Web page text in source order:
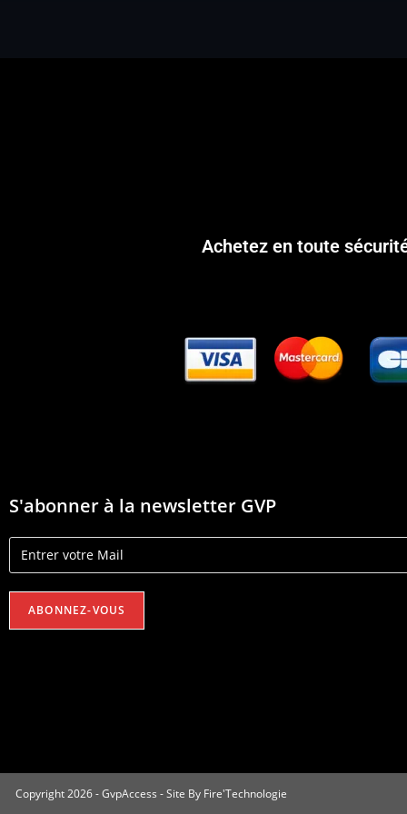
Achetez en toute
S'abonner à la newsletter GVP
Copyright 2026 - GvpAccess - Site By Fire'Technologie